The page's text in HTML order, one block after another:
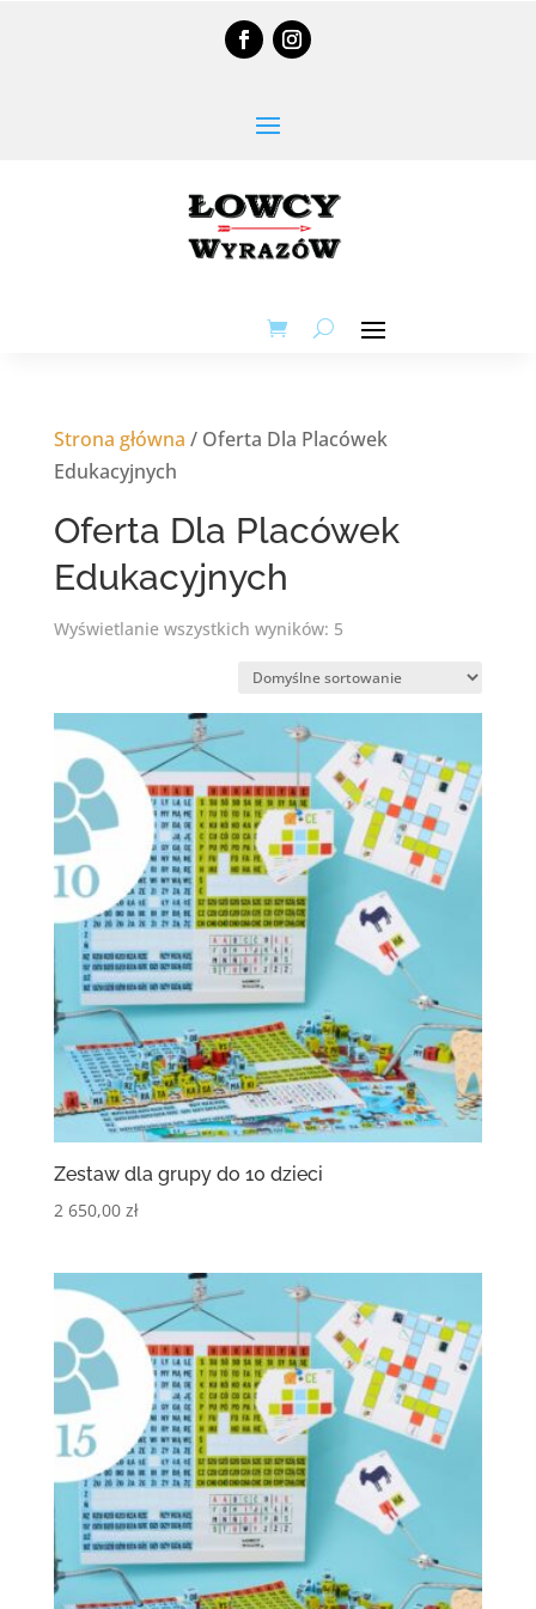
Strona główna / Oferta Dla Placówek
Edukacyjnych
Oferta Dla Placówek
Edukacyjnych
Wyświetlanie wszystkich wyników: 5
Zestaw dla grupy do 10 dzieci
2 650,00 zł